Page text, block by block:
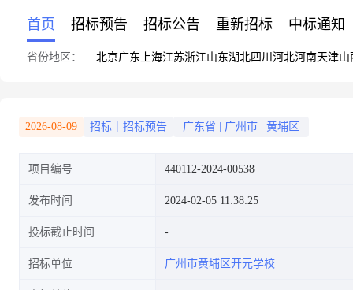
首页 招标预告 招标公告 重新招标 中标通知
省份地区： 北京广东 上海江苏浙江山东湖北四川 河北河南天津山
2026-08-09 招标｜招标预告 广东省 广州市 黄埔区
项目编号 440112-2024-00538
发布时间 2024-02-05 11:38:25
投标截止时间
招标单位 广州市黄埔区开元学校